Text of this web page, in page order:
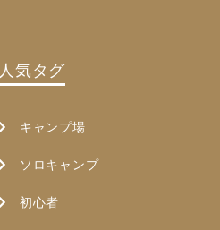
人気タグ
キャンプ場
ソロキャンプ
初心者